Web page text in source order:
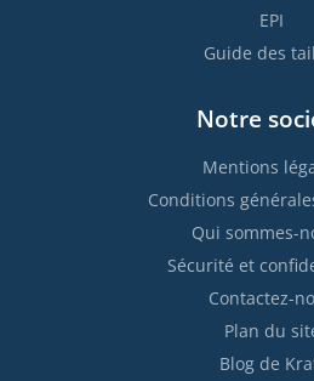
EPI
Guide des
Notre
Mentions
Conditions
Qui sommes-
Sécurité et
Contactez-
Plan du
Blog de